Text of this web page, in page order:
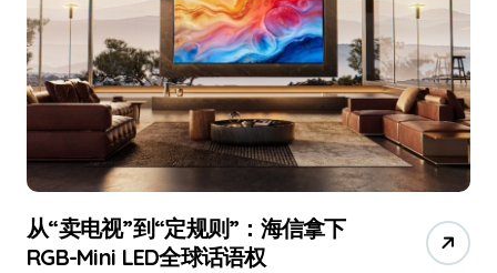
从“卖电视”到“定规则”：海信拿下
RGB-Mini LED全球话语权